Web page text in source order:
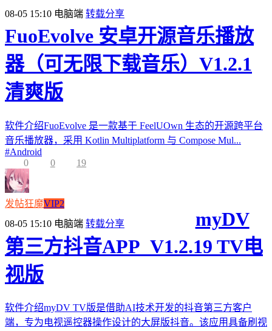
08-05 15:10 电脑端 转载分享
FuoEvolve 安卓开源音乐播放
器（可无限下载音乐）V1.2.1
清爽版
软件介绍FuoEvolve 是一款基于 FeelUOwn 生态的开源跨平台
音乐播放器，采用 Kotlin Multiplatform 与 Compose Mul...
#Android
0
0 19
发帖狂魔VIP2
08-05 15:10 电脑端 转载分享
myDV
第三方抖音APP_V1.2.19 TV电
视版
软件介绍myDV TV版是借助AI技术开发的抖音第三方客户
端，专为电视遥控器操作设计的大屏版抖音。该应用具备刷视